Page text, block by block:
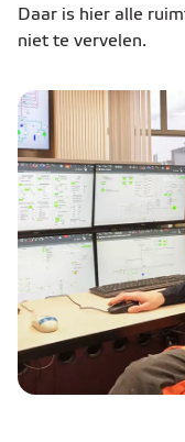
Daar is hier alle
niet te vervelen.